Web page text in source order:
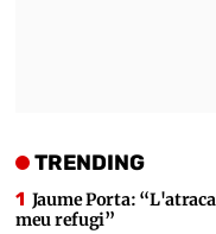
TRENDING
Jaume Porta:
meu refugi”